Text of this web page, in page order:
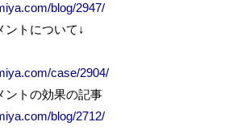
blog/2947/
ントについて↓
case/2904/
ントの効果の記事
blog/2712/